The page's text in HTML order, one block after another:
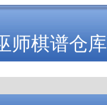
师棋谱仓库